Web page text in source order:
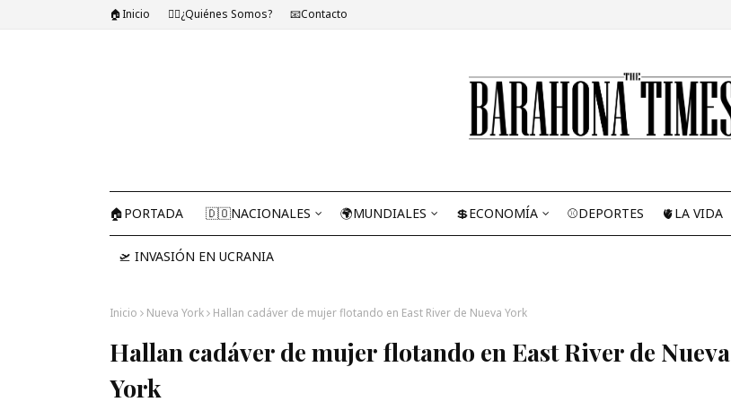
🏠Inicio 🤷‍♂️¿Quiénes Somos? 📧Contacto
🏠PORTADA 🇩🇴NACIONALES 🌍MUNDIALES 💲ECONOMÍA ⚾DEPORTES 🫀LA VIDA
🛫 INVASIÓN EN UCRANIA
Inicio Nueva York Hallan cadáver de mujer flotando en East River de Nueva York
Hallan cadáver de mujer flotando en East River de Nueva
York